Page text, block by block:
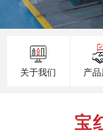
关于我们 产